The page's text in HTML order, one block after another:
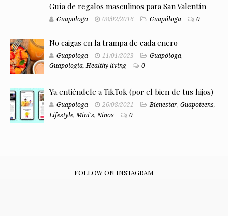
Guía de regalos masculinos para San Valentín
Guapologa 08/02/2016 Guapóloga 0
No caigas en la trampa de cada enero
Guapologa 11/01/2023 Guapóloga,
Guapología,Healthy living 0
Ya entiéndele a TikTok (por el bien de tus hijos)
Guapologa 26/08/2021 Bienestar, Guapoteens,
Lifestyle,Mini's,Niños 0
FOLLOW ON INSTAGRAM